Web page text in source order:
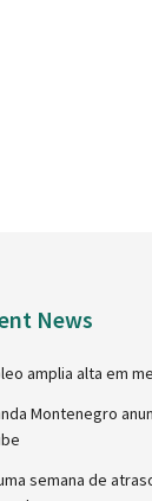
News
amplia alta em
Montenegro
semana de